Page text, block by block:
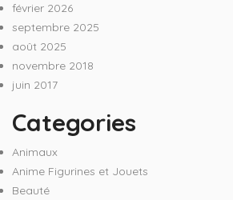
février 2026
septembre 2025
août 2025
novembre 2018
juin 2017
Categories
Animaux
Anime Figurines et Jouets
Beauté